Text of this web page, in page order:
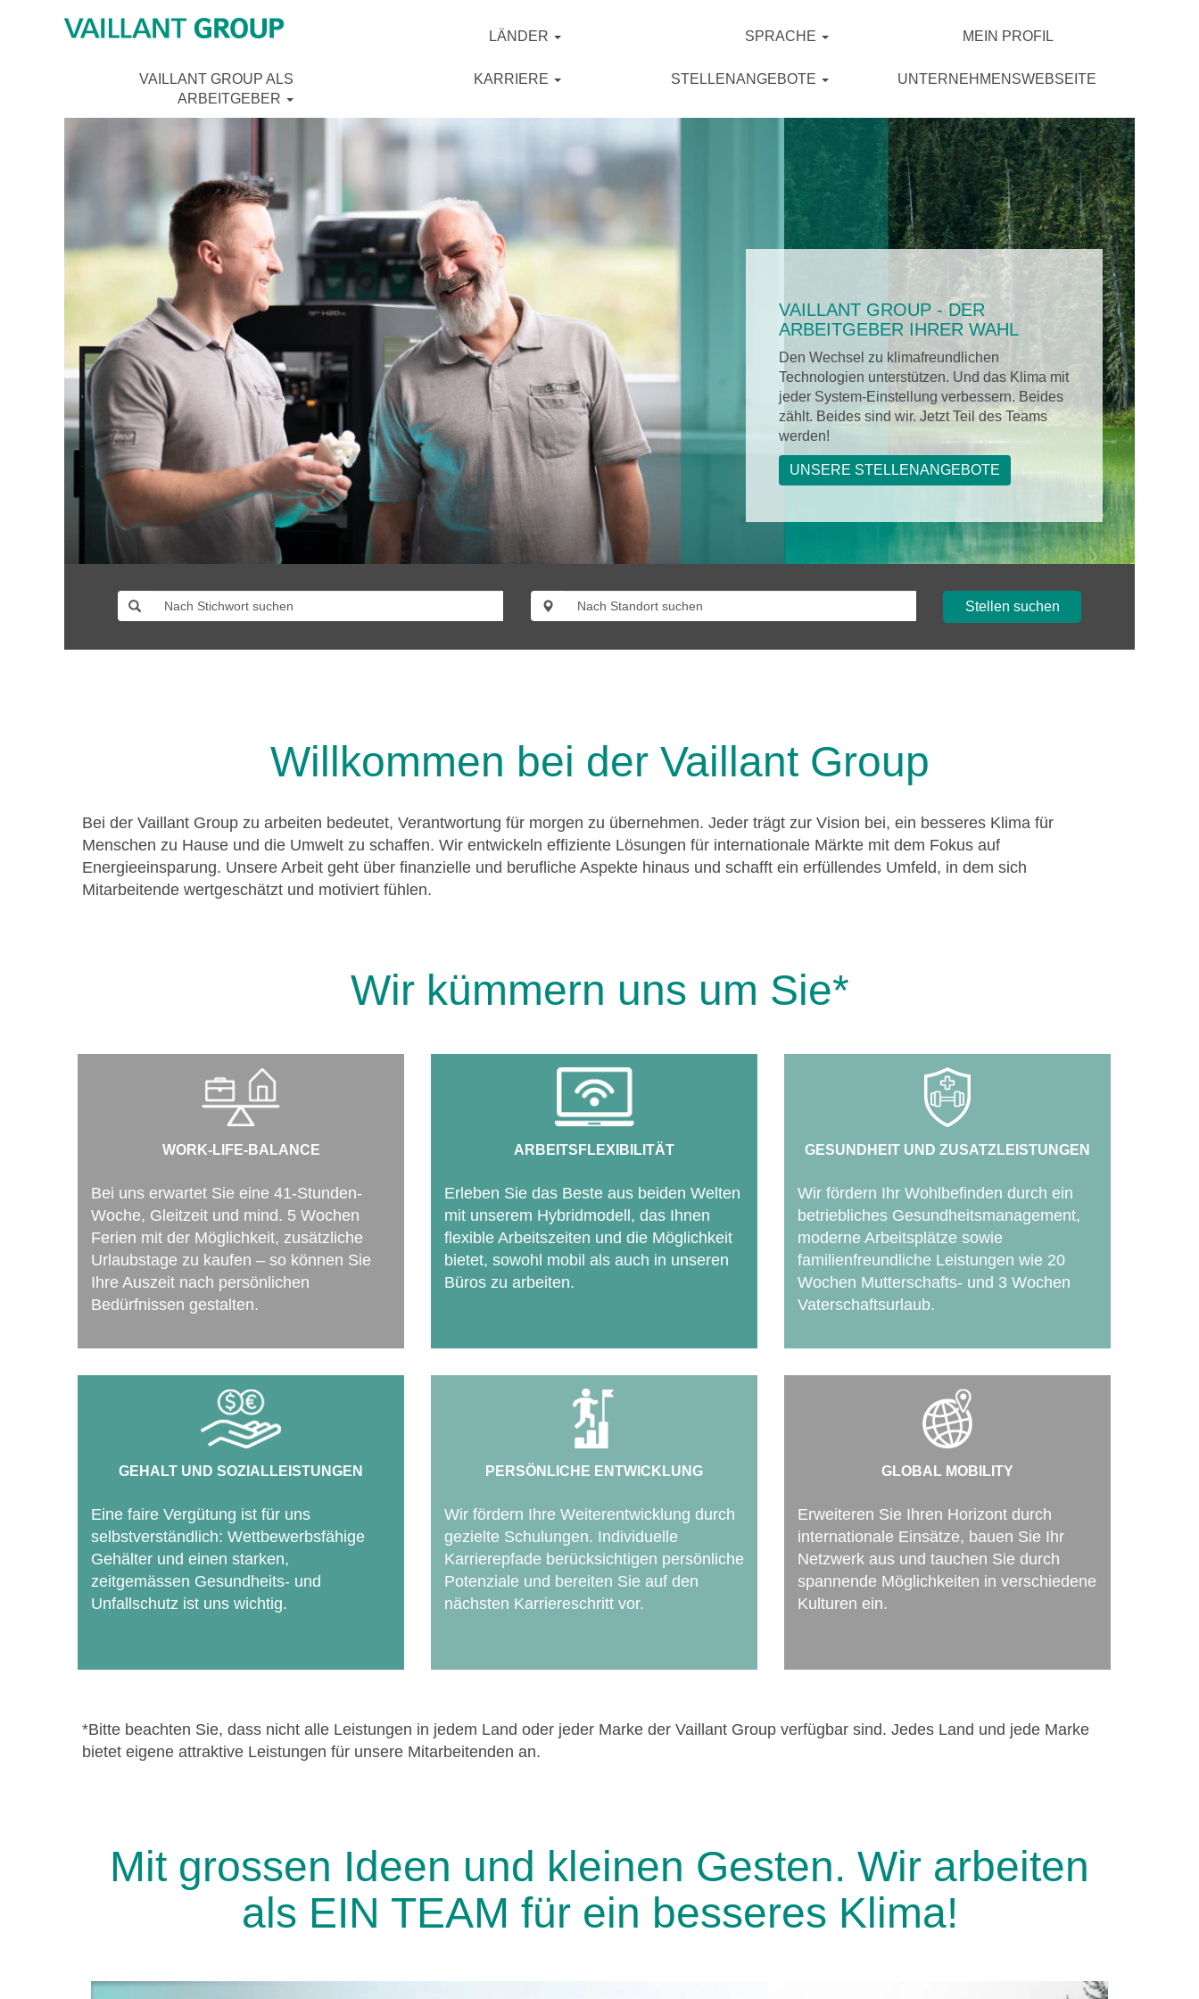
LÄNDER SPRACHE MEIN PROFIL
VAILLANT GROUP ALS
ARBEITGEBER
KARRIERE STELLENANGEBOTE UNTERNEHMENSWEBSEITE
VAILLANT GROUP - DER
ARBEITGEBER IHRER WAHL
Den Wechsel zu klimafreundlichen
Technologien unterstützen. Und das Klima mit
jeder System-Einstellung verbessern. Beides
zählt. Beides sind wir. Jetzt Teil des Teams
werden!
UNSERE STELLENANGEBOTE
Stellen suchen
Willkommen bei der Vaillant Group
Bei der Vaillant Group zu arbeiten bedeutet, Verantwortung für morgen zu übernehmen. Jeder trägt zur Vision bei, ein besseres Klima für
Menschen zu Hause und die Umwelt zu schaffen. Wir entwickeln effiziente Lösungen für internationale Märkte mit dem Fokus auf
Energieeinsparung. Unsere Arbeit geht über finanzielle und berufliche Aspekte hinaus und schafft ein erfüllendes Umfeld, in dem sich
Mitarbeitende wertgeschätzt und motiviert fühlen.
Wir kümmern uns um Sie*
WORK-LIFE-BALANCE
Bei uns erwartet Sie eine 41-Stunden-
Woche, Gleitzeit und mind. 5 Wochen
Ferien mit der Möglichkeit, zusätzliche
Urlaubstage zu kaufen – so können Sie
Ihre Auszeit nach persönlichen
Bedürfnissen gestalten.
ARBEITSFLEXIBILITÄT
Erleben Sie das Beste aus beiden Welten
mit unserem Hybridmodell, das Ihnen
flexible Arbeitszeiten und die Möglichkeit
bietet, sowohl mobil als auch in unseren
Büros zu arbeiten.
GESUNDHEIT UND ZUSATZLEISTUNGEN
Wir fördern Ihr Wohlbefinden durch ein
betriebliches Gesundheitsmanagement,
moderne Arbeitsplätze sowie
familienfreundliche Leistungen wie 20
Wochen Mutterschafts- und 3 Wochen
Vaterschaftsurlaub.
GEHALT UND SOZIALLEISTUNGEN
Eine faire Vergütung ist für uns
selbstverständlich: Wettbewerbsfähige
Gehälter und einen starken,
zeitgemässen Gesundheits- und
Unfallschutz ist uns wichtig.
PERSÖNLICHE ENTWICKLUNG
Wir fördern Ihre Weiterentwicklung durch
gezielte Schulungen. Individuelle
Karrierepfade berücksichtigen persönliche
Potenziale und bereiten Sie auf den
nächsten Karriereschritt vor.
GLOBAL MOBILITY
Erweiteren Sie Ihren Horizont durch
internationale Einsätze, bauen Sie Ihr
Netzwerk aus und tauchen Sie durch
spannende Möglichkeiten in verschiedene
Kulturen ein.
*Bitte beachten Sie, dass nicht alle Leistungen in jedem Land oder jeder Marke der Vaillant Group verfügbar sind. Jedes Land und jede Marke
bietet eigene attraktive Leistungen für unsere Mitarbeitenden an.
Mit grossen Ideen und kleinen Gesten. Wir arbeiten
als EIN TEAM für ein besseres Klima!